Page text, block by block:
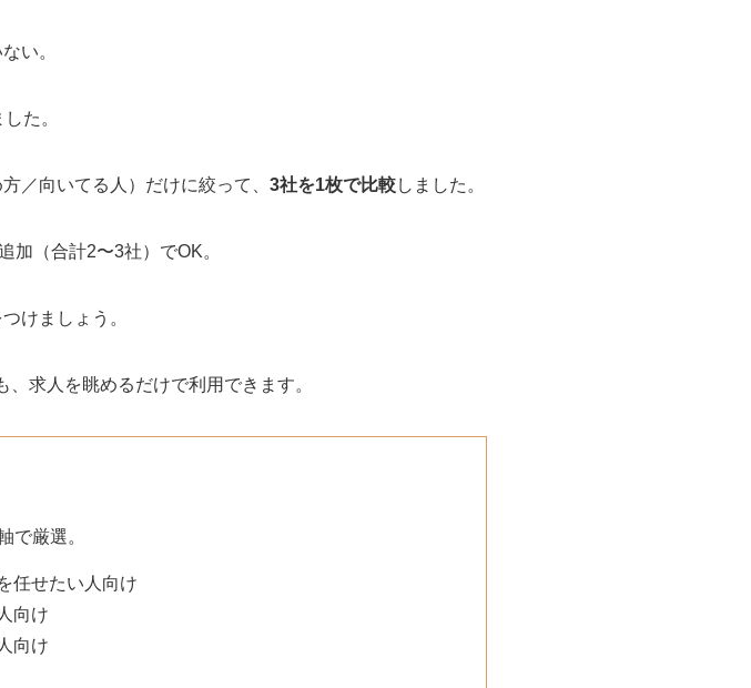
い。
た。
／向いてる人）だけに絞って、 3社を1枚で比較しました。
加（合計2〜3社）でOK。
けましょう。
求人を眺めるだけで利用できます。
で厳選。
任せたい人向け
向け
向け